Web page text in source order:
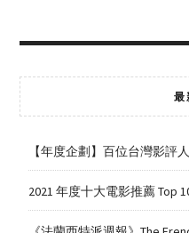
最
【年度企劃】百位台灣影評
2021 年度十大電影推薦 Top